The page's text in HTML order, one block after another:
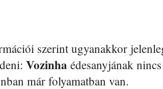
szerint ugyanakkor
Vozinha édesanyjának
már folyamatban van.